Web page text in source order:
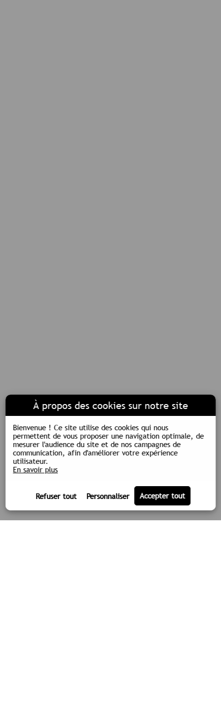
À propos des cookies sur notre site
Bienvenue !Ce site utilise des cookies qui nous
permettent de vous proposer une navigation optimale, de
mesurer l'audience du site et de nos campagnes de
communication, afin d'améliorer votre expérience
utilisateur.
En savoir plus